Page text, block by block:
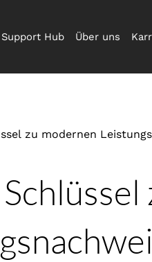
Support Hub Über uns
zu modernen